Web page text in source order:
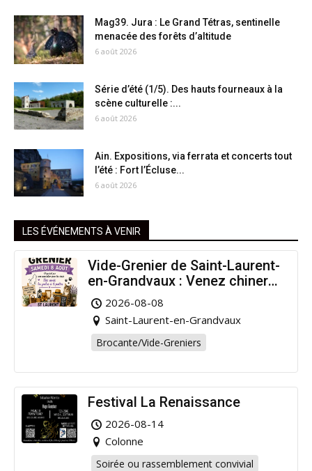
Mag39. Jura : Le Grand Tétras, sentinelle
menacée des forêts d’altitude
6 août 2026
Série d’été (1/5). Des hauts fourneaux à la
scène culturelle :...
6 août 2026
Ain. Expositions, via ferrata et concerts tout
l’été : Fort l’Écluse...
6 août 2026
LES ÉVÉNEMENTS À VENIR
Vide-Grenier de Saint-Laurent-
en-Grandvaux : Venez chiner
pour la bonne cause !
2026-08-08
Saint-Laurent-en-Grandvaux
Brocante/Vide-Greniers
Festival La Renaissance
2026-08-14
Colonne
Soirée ou rassemblement convivial